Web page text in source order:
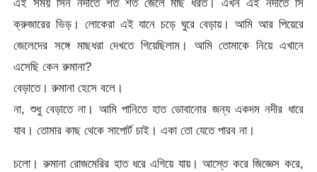
ক্রুজারের ভিড়। লোকেরা এই যানে চড়ে ঘুরে বেড়ায়। আমি আর পিয়েরে
জেলেদের সঙ্গে মাছধরা দেখতে গিয়েছিলাম। আমি তোমাকে নিয়ে এখানে
এসেছি কেন রুমানা?
বেড়াতে। রুমানা হেসে বলে।
না, শুধু বেড়াতে না। আমি পানিতে হাত ডোবানোর জন্য একদম নদীর ধারে
যাব। তোমার কাছ থেকে সাপোর্ট চাই। একা তো যেতে পারব না।
চলো। রুমানা রোজমেরির হাত ধরে এগিয়ে যায়। আস্তে করে জিজ্ঞেস করে,